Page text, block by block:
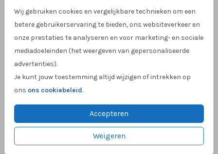
Wij gebruiken cookies en vergelijkbare technieken om een
betere gebruikerservaring te bieden, ons websiteverkeer en
onze prestaties te analyseren en voor marketing- en sociale
mediadoeleinden (het weergeven van gepersonaliseerde
advertenties).
Je kunt jouw toestemming altijd wijzigen of intrekken op
ons ons cookiebeleid.
Accepteren
Weigeren
Roestbruin 12 X 12
Aantal x 1 Prijs:€ 0,45
Hulp nodig?We helpen je graag!
Klantcijfer 4,9 op Google!